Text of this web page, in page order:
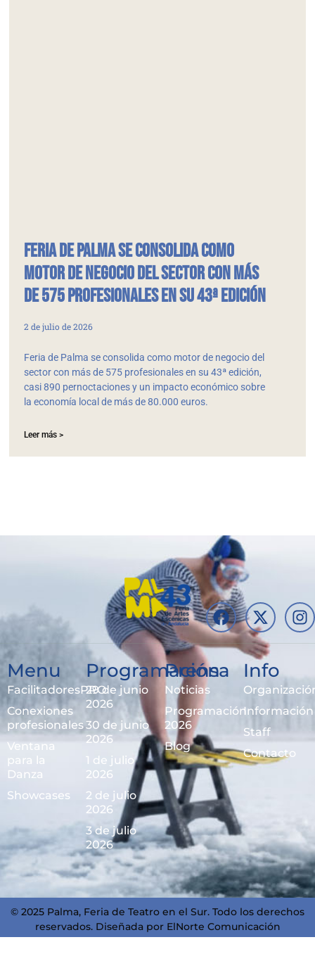
Feria de Palma se consolida como
motor de negocio del sector con más
de 575 profesionales en su 43ª edición
2 de julio de 2026
Feria de Palma se consolida como motor de negocio del
sector con más de 575 profesionales en su 43ª edición,
casi 890 pernoctaciones y un impacto económico sobre
la economía local de más de 80.000 euros.
Leer más >
Menu
FacilitadoresPRO
Conexiones
profesionales
Ventana
para la
Danza
Showcases
Programación
29 de junio
2026
30 de junio
2026
1 de julio
2026
2 de julio
2026
3 de julio
2026
Prensa
Noticias
Programación
2026
Blog
Info
Información
Staff
Contacto
© 2025 Palma, Feria de Teatro en el Sur. Todo los derechos
reservados. Diseñada por ElNorte Comunicación